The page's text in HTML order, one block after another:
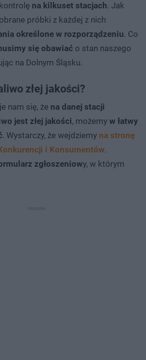
na kilkuset stacjach. Jak
próbki z każdej z nich
określone w rozporządzeniu. Co
się obawiać o stan naszego
na Dolnym Śląsku.
złej jakości?
nam się, że na danej stacji
jest złej jakości, możemy w łatwy
. Wystarczy, że wejdziemy na stronę
i Konsumentów.
zgłoszeniowy, w którym